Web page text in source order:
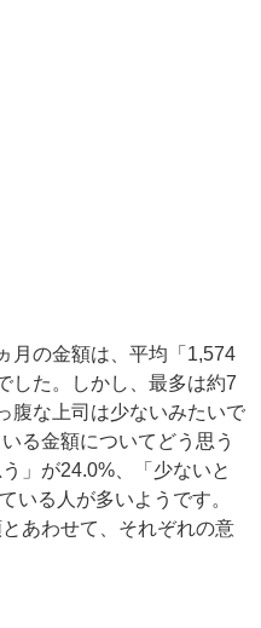
月の金額は、平均「1,574
した。しかし、最多は約7
腹な上司は少ないみたいで
る金額についてどう思う
」が24.0%、「少ないと
いる人が多いようです。
あわせて、それぞれの意